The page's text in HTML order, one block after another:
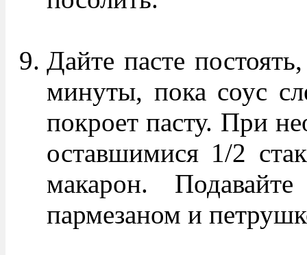
Дайте пасте
минуты, пока соус
покроет пасту. При
оставшимися 1/2
макарон.
пармезаном и